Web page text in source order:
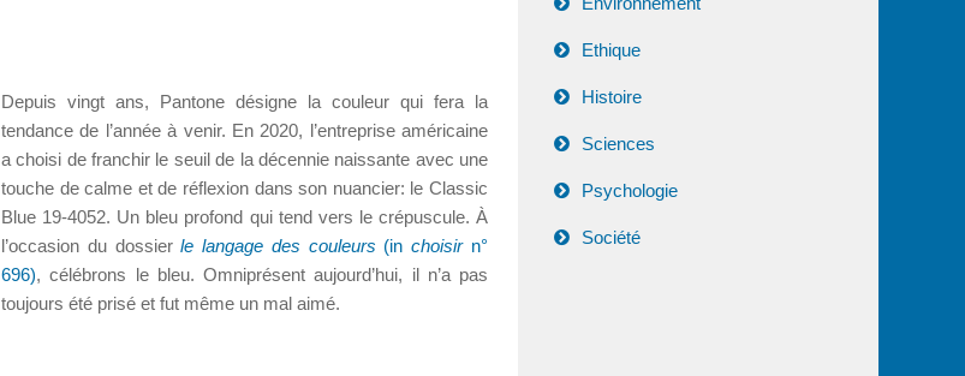
Depuis vingt ans, Pantone désigne la couleur qui fera la
tendance de l’année à venir. En 2020, l’entreprise américaine
a choisi de franchir le seuil de la décennie naissante avec une
touche de calme et de réflexion dans son nuancier: le Classic
Blue 19-4052. Un bleu profond qui tend vers le crépuscule. À
l’occasion du dossierle langage des couleurs (inchoisirn°
696), célébrons le bleu. Omniprésent aujourd’hui, il n’a pas
toujours été prisé et fut même un mal aimé.
Ethique
Histoire
Sciences
Psychologie
Société